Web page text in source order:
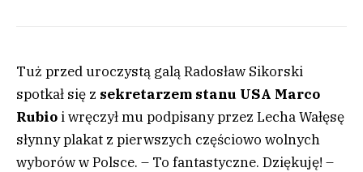
Tuż przed uroczystą galą Radosław Sikorski
spotkał się z sekretarzem stanu USA Marco
Rubio i wręczył mu podpisany przez Lecha Wałęsę
słynny plakat z pierwszych częściowo wolnych
wyborów w Polsce. – To fantastyczne. Dziękuję! –